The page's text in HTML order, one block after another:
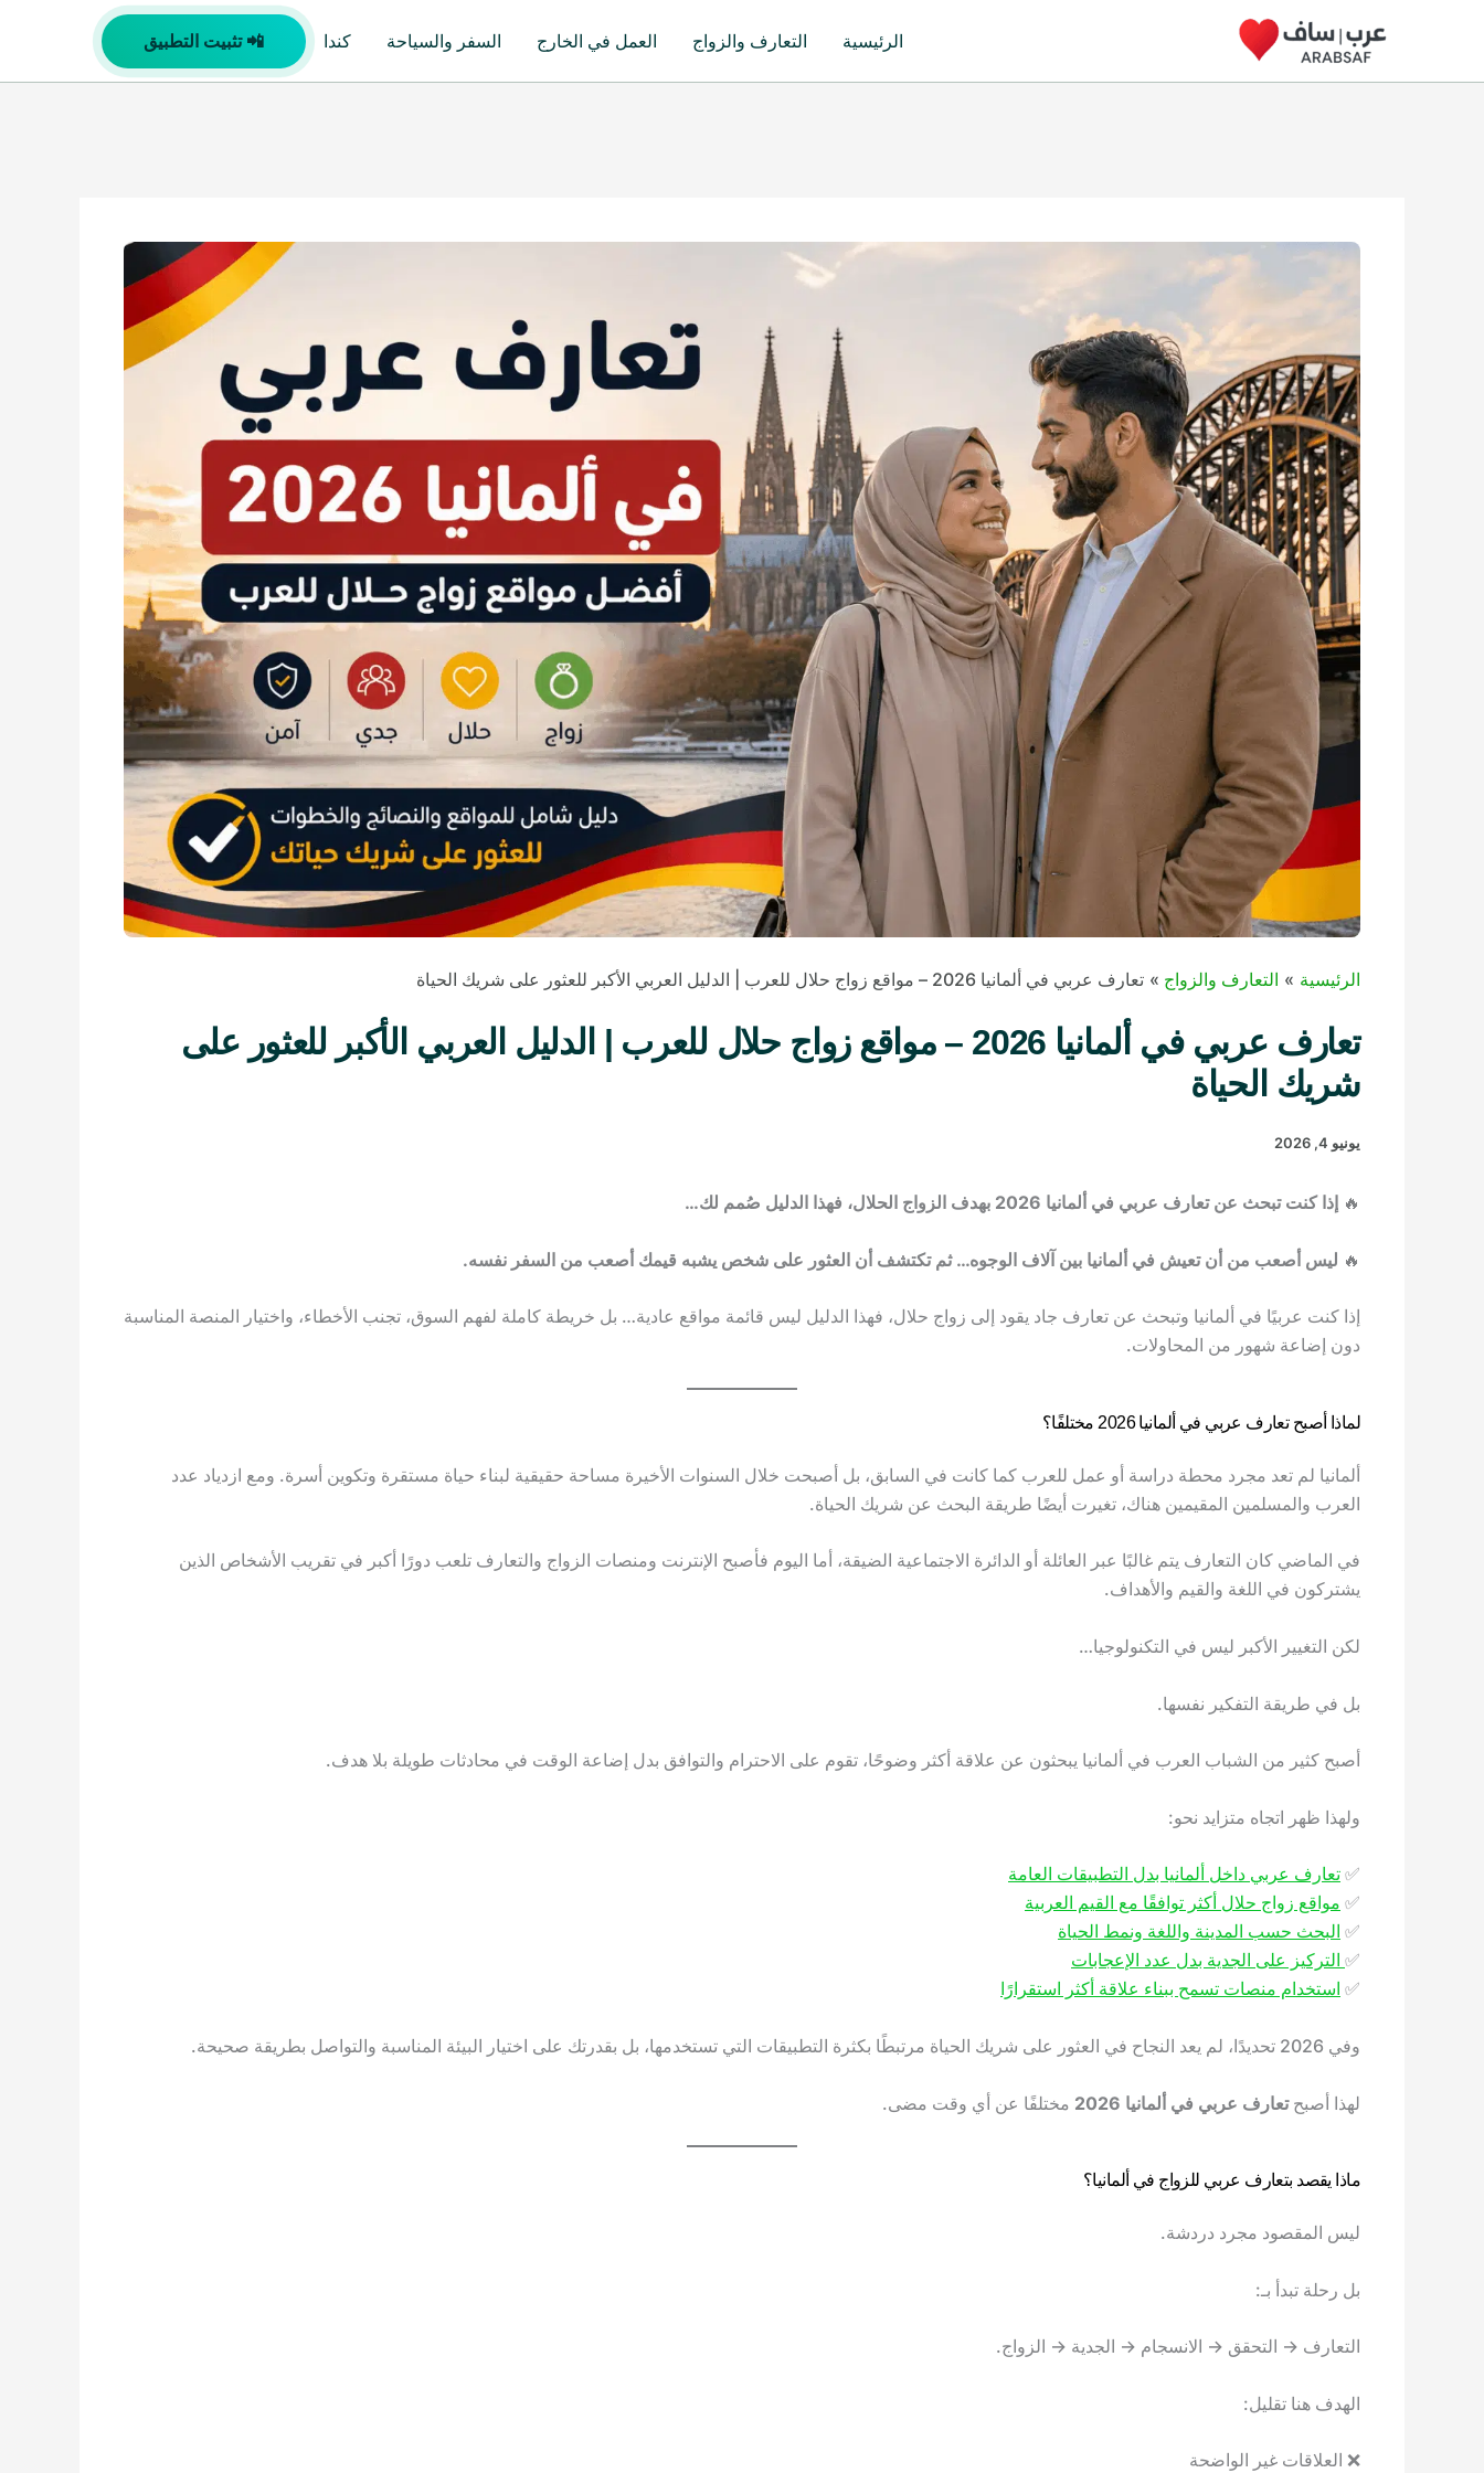
الرئيسية التعارف والزواج العمل في الخارج السفر والسياحة كندا 📲 تثبيت التطبيق
الرئيسية التعارف والزواج تعارف عربي في ألمانيا 2026 – مواقع زواج حلال للعرب | الدليل العربي الأكبر للعثور على شريك الحياة
تعارف عربي في ألمانيا 2026 – مواقع زواج حلال للعرب | الدليل العربي الأكبر للعثور على
شريك الحياة
يونيو 4, 2026
🔥 إذا كنت تبحث عن تعارف عربي في ألمانيا 2026 بهدف الزواج الحلال، فهذا الدليل صُمم لك…
🔥 ليس أصعب من أن تعيش في ألمانيا بين آلاف الوجوه… ثم تكتشف أن العثور على شخص يشبه قيمك أصعب من السفر نفسه.
إذا كنت عربيًا في ألمانيا وتبحث عن تعارف جاد يقود إلى زواج حلال، فهذا الدليل ليس قائمة مواقع عادية… بل خريطة كاملة لفهم السوق، تجنب الأخطاء، واختيار المنصة المناسبة
دون إضاعة شهور من المحاولات.
لماذا أصبح تعارف عربي في ألمانيا 2026 مختلفًا؟
ألمانيا لم تعد مجرد محطة دراسة أو عمل للعرب كما كانت في السابق، بل أصبحت خلال السنوات الأخيرة مساحة حقيقية لبناء حياة مستقرة وتكوين أسرة. ومع ازدياد عدد
العرب والمسلمين المقيمين هناك، تغيرت أيضًا طريقة البحث عن شريك الحياة.
في الماضي كان التعارف يتم غالبًا عبر العائلة أو الدائرة الاجتماعية الضيقة، أما اليوم فأصبح الإنترنت ومنصات الزواج والتعارف تلعب دورًا أكبر في تقريب الأشخاص الذين
يشتركون في اللغة والقيم والأهداف.
لكن التغيير الأكبر ليس في التكنولوجيا…
بل في طريقة التفكير نفسها.
أصبح كثير من الشباب العرب في ألمانيا يبحثون عن علاقة أكثر وضوحًا، تقوم على الاحترام والتوافق بدل إضاعة الوقت في محادثات طويلة بلا هدف.
ولهذا ظهر اتجاه متزايد نحو:
✅ تعارف عربي داخل ألمانيا بدل التطبيقات العامة
✅ مواقع زواج حلال أكثر توافقًا مع القيم العربية
✅ البحث حسب المدينة واللغة ونمط الحياة
✅ التركيز على الجدية بدل عدد الإعجابات
✅ استخدام منصات تسمح ببناء علاقة أكثر استقرارًا
وفي 2026 تحديدًا، لم يعد النجاح في العثور على شريك الحياة مرتبطًا بكثرة التطبيقات التي تستخدمها، بل بقدرتك على اختيار البيئة المناسبة والتواصل بطريقة صحيحة.
لهذا أصبحتعارف عربي في ألمانيا 2026 مختلفًا عن أي وقت مضى.
ماذا يقصد بتعارف عربي للزواج في ألمانيا؟
ليس المقصود مجرد دردشة.
بل رحلة تبدأ بـ:
التعارف → التحقق → الانسجام → الجدية → الزواج.
الهدف هنا تقليل:
❌ العلاقات غير الواضحة